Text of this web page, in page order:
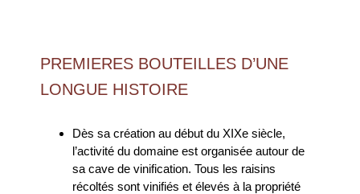
PREMIERES BOUTEILLES D’UNE
LONGUE HISTOIRE
Dès sa création au début du XIXe siècle,
l’activité du domaine est organisée autour de
sa cave de vinification. Tous les raisins
récoltés sont vinifiés et élevés à la propriété